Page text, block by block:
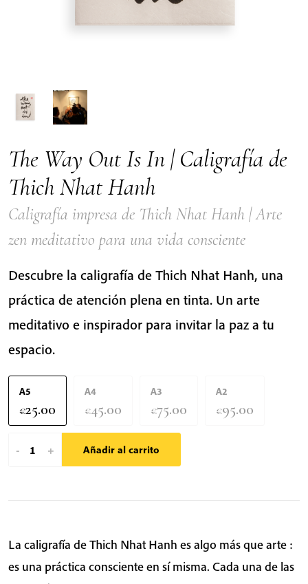
The Way Out Is In | Caligrafía de
Thich Nhat Hanh
Caligrafía impresa de Thich Nhat Hanh | Arte
zen meditativo para una vida consciente
Descubre la caligrafía de Thich Nhat Hanh, una
práctica de atención plena en tinta. Un arte
meditativo e inspirador para invitar la paz a tu
espacio.
A5
€25.00
A4
€45.00
A3
€75.00
A2
€95.00
-
The
|
Caligrafía
de
+ Añadir al carrito
La caligrafía de Thich Nhat Hanh es algo más que arte :
es una práctica consciente en sí misma. Cada una de las